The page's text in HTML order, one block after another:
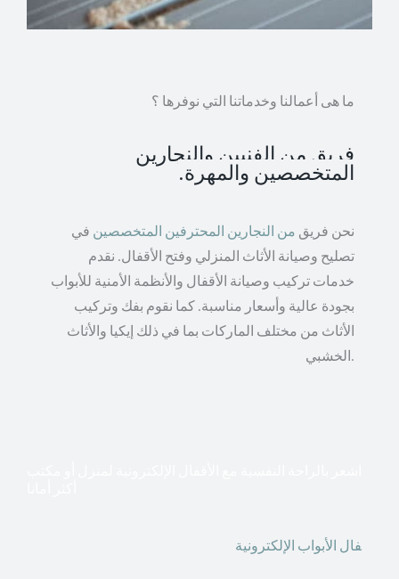
ما هى أعمالنا وخدماتنا التي نوفرها ؟
فريق من الفنيين والنجارين
المتخصصين والمهرة.
نحن فريق من النجارين المحترفين المتخصصين في
تصليح وصيانة الأثاث المنزلي وفتح الأقفال. نقدم
خدمات تركيب وصيانة الأقفال والأنظمة الأمنية للأبواب
بجودة عالية وأسعار مناسبة. كما نقوم بفك وتركيب
الأثاث من مختلف الماركات بما في ذلك إيكيا والأثاث
الخشبي.
فال الأبواب الإلكترونية